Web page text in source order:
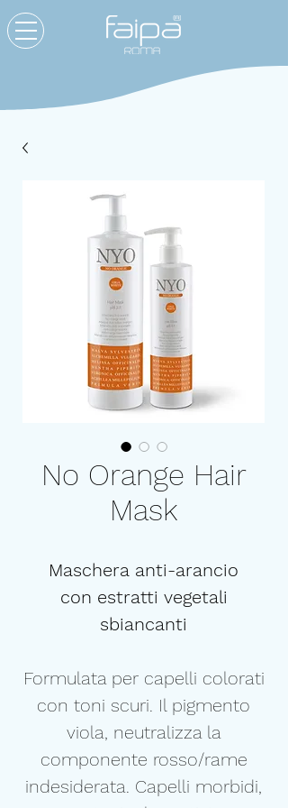
No Orange Hair
Mask
Maschera anti-arancio
con estratti vegetali
sbiancanti
Formulata per capelli colorati
con toni scuri. Il pigmento
viola, neutralizza la
componente rosso/rame
indesiderata. Capelli morbidi,